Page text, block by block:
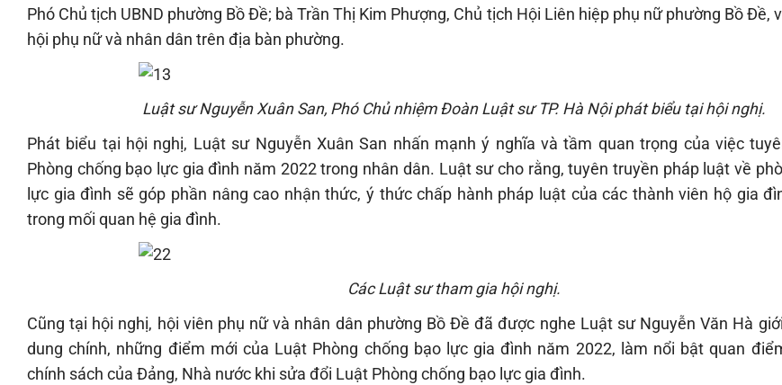
Phó Chủ tịch UBND phường Bồ Đề; bà Trần Thị Kim Phượng, Chủ tịch Hội Liên hiệp phụ nữ phường Bồ Đề,
hội phụ nữ và nhân dân trên địa bàn phường.
Luật sư Nguyễn Xuân San, Phó Chủ nhiệm Đoàn Luật sư TP. Hà Nội phát biểu tại hội nghị.
Phát biểu tại hội nghị, Luật sư Nguyễn Xuân San nhấn mạnh ý nghĩa và tầm quan trọng của việc
Phòng chống bạo lực gia đình năm 2022 trong nhân dân. Luật sư cho rằng, tuyên truyền pháp luật về
lực gia đình sẽ góp phần nâng cao nhận thức, ý thức chấp hành pháp luật của các thành viên hộ gia
trong mối quan hệ gia đình.
Các Luật sư tham gia hội nghị.
Cũng tại hội nghị, hội viên phụ nữ và nhân dân phường Bồ Đề đã được nghe Luật sư Nguyễn Văn Hà
dung chính, những điểm mới của Luật Phòng chống bạo lực gia đình năm 2022, làm nổi bật quan
chính sách của Đảng, Nhà nước khi sửa đổi Luật Phòng chống bạo lực gia đình.